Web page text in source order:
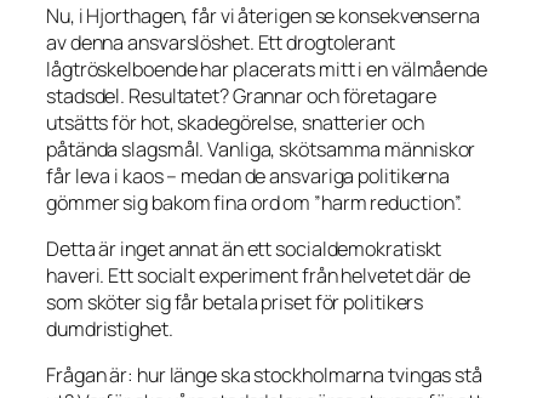
Nu, i Hjorthagen, får vi återigen se konsekvenserna
av denna ansvarslöshet. Ett drogtolerant
lågtröskelboende har placerats mitt i en välmående
stadsdel. Resultatet? Grannar och företagare
utsätts för hot, skadegörelse, snatterier och
påtända slagsmål. Vanliga, skötsamma människor
får leva i kaos – medan de ansvariga politikerna
gömmer sig bakom fina ord om ”harm reduction”.
Detta är inget annat än ett socialdemokratiskt
haveri. Ett socialt experiment från helvetet där de
som sköter sig får betala priset för politikers
dumdristighet.
Frågan är: hur länge ska stockholmarna tvingas stå